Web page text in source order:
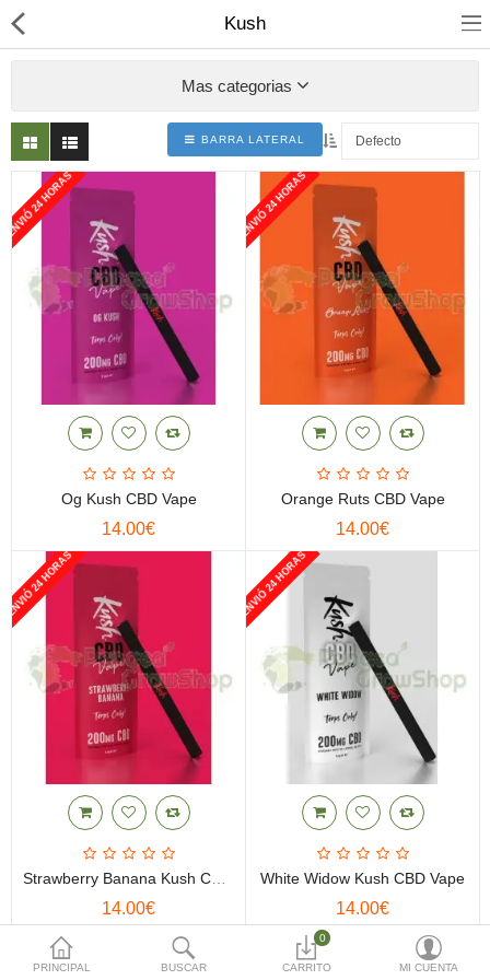
Mochilas Absorbe Olores
Armarios de cultivo
Iluminacion
Articulos Fumador
Cosecha y Secado
Productos CBD
Moneda
PRINCIPAL BUSCAR
0
CARRITO MI CUENTA
Kush
Mas categorias
BARRA LATERAL
ENVIÓ 24 HORAS
Og Kush CBD Vape
14.00€
ENVIÓ 24 HORAS
Orange Ruts CBD Vape
14.00€
ENVIÓ 24 HORAS
14.00€
ENVIÓ 24 HORAS
White Widow Kush CBD Vape
14.00€
ENVIÓ 24 HORAS